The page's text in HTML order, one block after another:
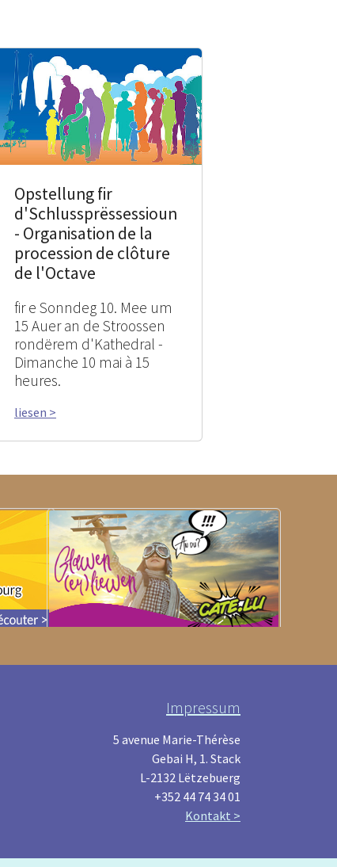
Opstellung fir
d'Schlussprëssessioun
- Organisation de la
procession de clôture
de l'Octave
fir e Sonndeg 10. Mee um
15 Auer an de Stroossen
rondërem d'Kathedral -
Dimanche 10 mai à 15
heures.
liesen >
Impressum
5 avenue Marie-Thérèse
Gebai H, 1. Stack
L-2132 Lëtzebuerg
+352 44 74 34 01
Kontakt >